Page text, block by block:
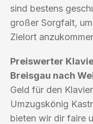
sind bestens
großer Sorgfalt,
Zielort
Preiswerter
Breisgau nach
Geld für den
Umzugskönig
bieten wir dir faire